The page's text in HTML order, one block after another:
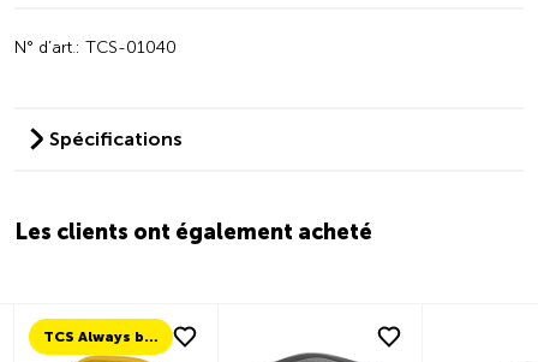
N° d’art.: TCS-01040
Spécifications
Les clients ont également acheté
TCS Always by my side